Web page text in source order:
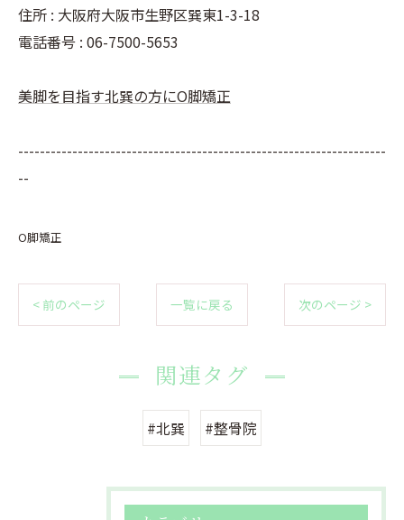
住所 : 大阪府大阪市生野区巽東1-3-18
電話番号 : 06-7500-5653
美脚を目指す北巽の方にO脚矯正
--------------------------------------------------------------------
--
O脚矯正
< 前のページ 一覧に戻る 次のページ >
関連タグ
#北巽 #整骨院